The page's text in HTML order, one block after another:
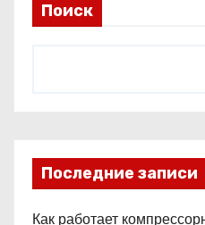
Поиск
Последние записи
Как работает